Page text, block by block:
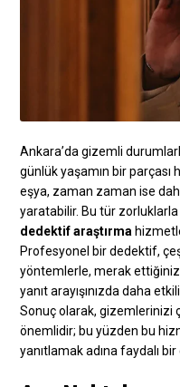
Ankara’da gizemli
günlük yaşamın bir
eşya, zaman zaman ise
yaratabilir. Bu tür zorluklarla
dedektif araştırma
Profesyonel bir dedektif,
yöntemlerle, merak ettiğiniz
yanıt arayışınızda daha
Sonuç olarak, gizemlerinizi
önemlidir; bu yüzden bu
yanıtlamak adına faydalı